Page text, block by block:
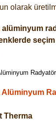
olarak
alüminyum
Alüminyum
Therma